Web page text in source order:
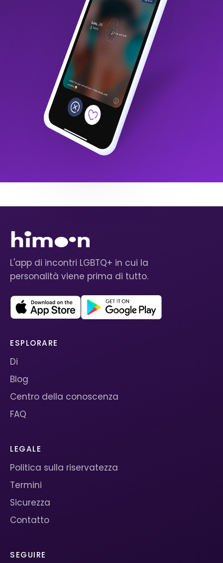
L'app di incontri LGBTQ+ in cui la
personalità viene prima di tutto.
ESPLORARE
Di
Blog
Centro della conoscenza
FAQ
LEGALE
Politica sulla riservatezza
Termini
Sicurezza
Contatto
SEGUIRE